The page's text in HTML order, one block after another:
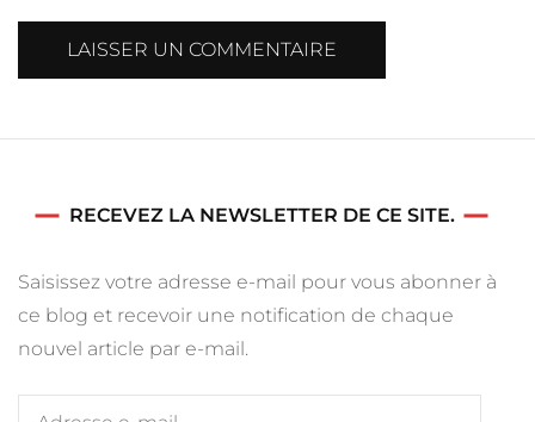
RECEVEZ LA NEWSLETTER DE CE SITE.
Saisissez votre adresse e-mail pour vous abonner à
ce blog et recevoir une notification de chaque
nouvel article par e-mail.
Adresse